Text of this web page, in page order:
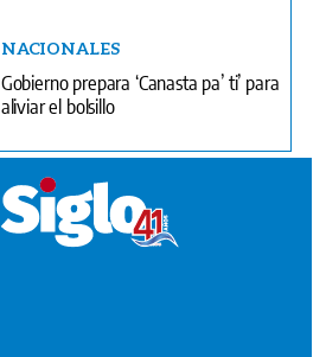
NACIONALES
Gobierno prepara ‘Canasta pa’ ti’ para
aliviar el bolsillo